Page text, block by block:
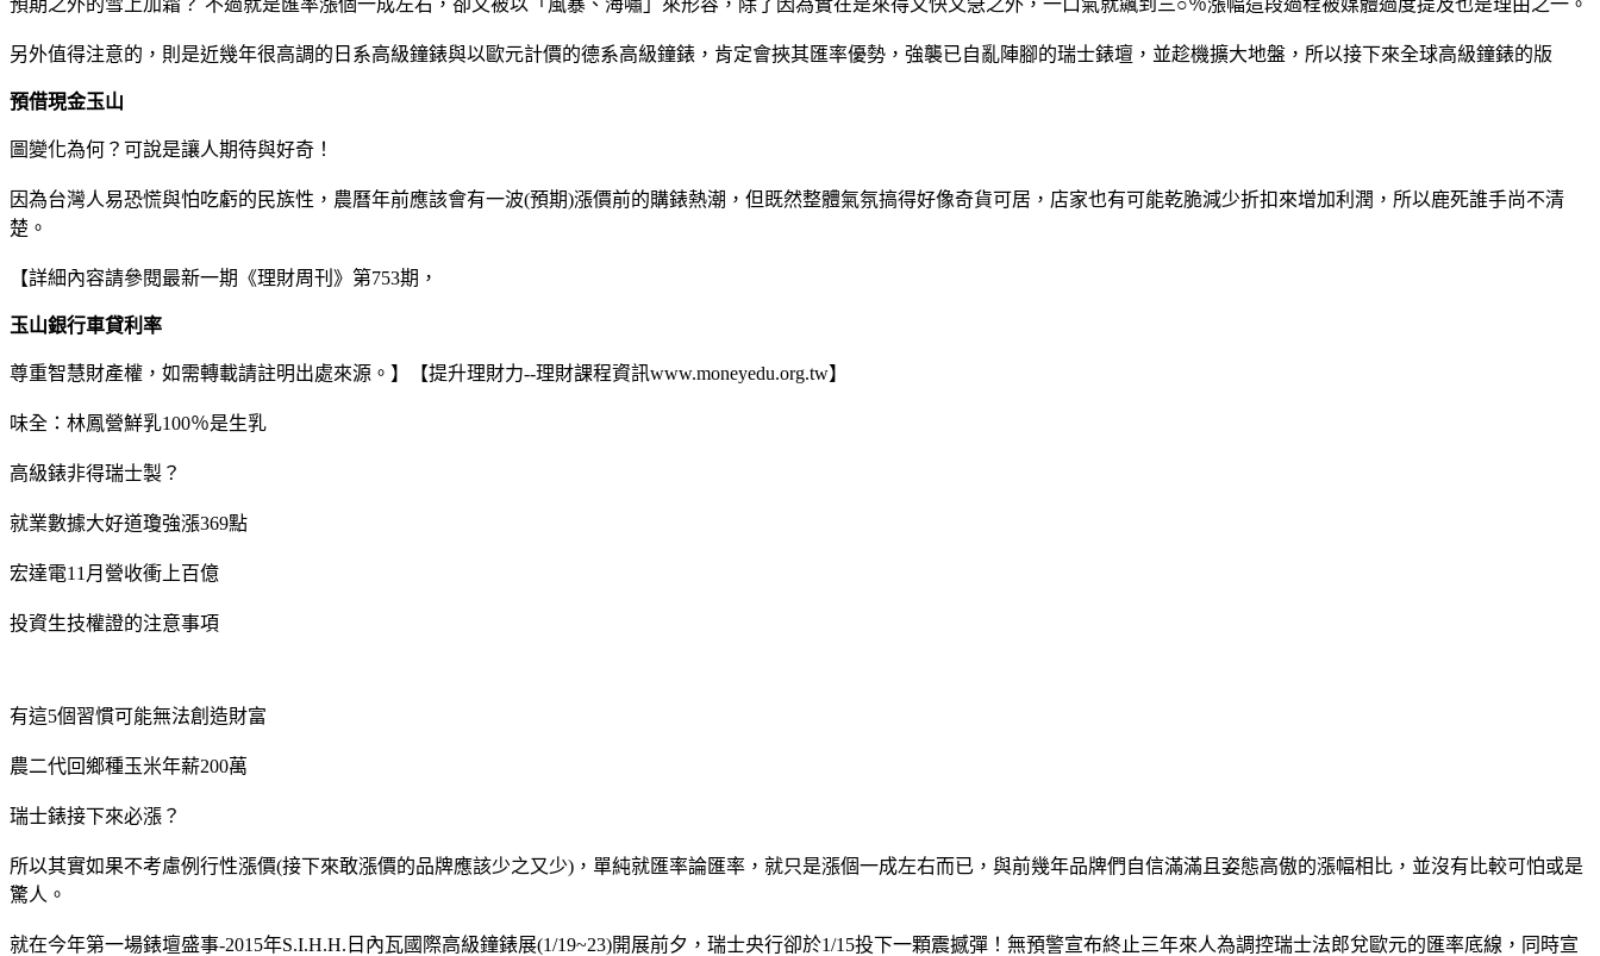
另外值得注意的，則是近幾年很高調的日系高級鐘錶與以歐元計價的德系高級鐘錶，肯定會挾其匯率優勢，強襲已自亂陣腳的瑞士錶壇，並趁機擴大地盤，所以接下來全球高級鐘錶的版
預借現金玉山
圖變化為何？可說是讓人期待與好奇！
因為台灣人易恐慌與怕吃虧的民族性，農曆年前應該會有一波(預期)漲價前的購錶熱潮，但既然整體氣氛搞得好像奇貨可居，店家也有可能乾脆減少折扣來增加利潤，所以鹿死誰手尚不清
楚。
【詳細內容請參閱最新一期《理財周刊》第753期，
玉山銀行車貸利率
尊重智慧財產權，如需轉載請註明出處來源。】【提升理財力--理財課程資訊www.moneyedu.org.tw】
味全：林鳳營鮮乳100％是生乳
高級錶非得瑞士製？
就業數據大好道瓊強漲369點
宏達電11月營收衝上百億
投資生技權證的注意事項
有這5個習慣可能無法創造財富
農二代回鄉種玉米年薪200萬
瑞士錶接下來必漲？
所以其實如果不考慮例行性漲價(接下來敢漲價的品牌應該少之又少)，單純就匯率論匯率，就只是漲個一成左右而已，與前幾年品牌們自信滿滿且姿態高傲的漲幅相比，並沒有比較可怕或是
驚人。
就在今年第一場錶壇盛事-2015年S.I.H.H.日內瓦國際高級鐘錶展(1/19~23)開展前夕，瑞士央行卻於1/15投下一顆震撼彈！無預警宣布終止三年來人為調控瑞士法郎兌歐元的匯率底線，同時宣